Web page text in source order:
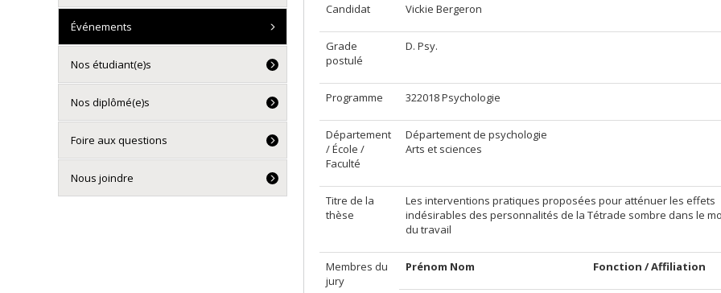
Candidat Vickie Bergeron
Grade
postulé
D. Psy.
Programme 322018 Psychologie
Département
/ École /
Faculté
Département de psychologie
Arts et sciences
Titre de la
thèse
Les interventions pratiques proposées pour atténuer les effets
indésirables des personnalités de la Tétrade sombre dans le
du travail
Membres du
jury
Prénom Nom Fonction / Affiliation
Événements
Nos étudiant(e)s
Nos diplômé(e)s
Foire aux questions
Nous joindre